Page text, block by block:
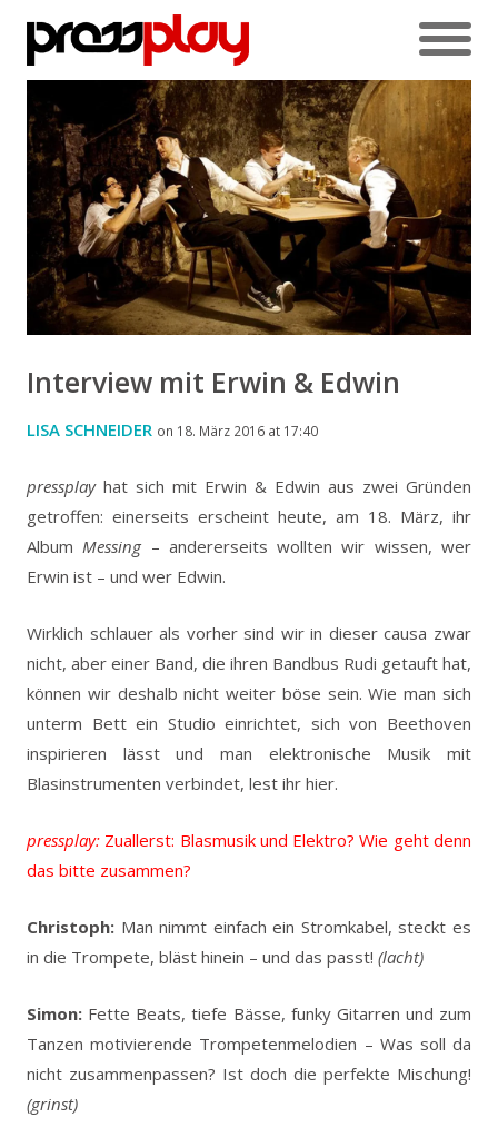
Interview mit Erwin & Edwin
LISA SCHNEIDER on 18. März 2016 at 17:40
pressplayhat sich mit Erwin & Edwin aus zwei Gründen
getroffen: einerseits erscheint heute, am 18. März, ihr
Album Messing– andererseits wollten wir wissen, wer
Erwin ist – und wer Edwin.
Wirklich schlauer als vorher sind wir in dieser causa zwar
nicht, aber einer Band, die ihren Bandbus Rudi getauft hat,
können wir deshalb nicht weiter böse sein. Wie man sich
unterm Bett ein Studio einrichtet, sich von Beethoven
inspirieren lässt und man elektronische Musik mit
Blasinstrumenten verbindet, lest ihr hier.
pressplay: Zuallerst: Blasmusik und Elektro? Wie geht denn
das bitte zusammen?
Christoph: Man nimmt einfach ein Stromkabel, steckt es
in die Trompete, bläst hinein – und das passt! (lacht)
Simon: Fette Beats, tiefe Bässe, funky Gitarren und zum
Tanzen motivierende Trompetenmelodien – Was soll da
nicht zusammenpassen? Ist doch die perfekte Mischung!
(grinst)